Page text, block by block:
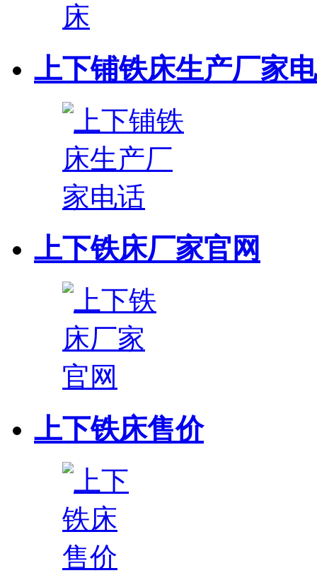
上下铺铁床生产厂家
上下铁床厂家官网
上下铁床售价